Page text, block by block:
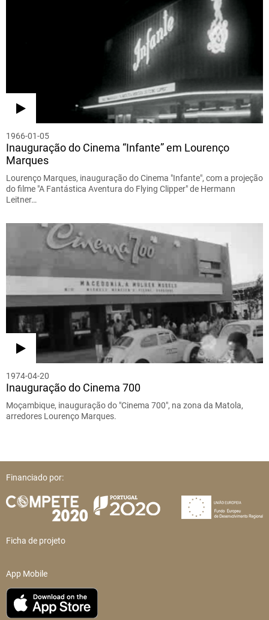
1966-01-05
Inauguração do Cinema “Infante” em Lourenço
Marques
Lourenço Marques, inauguração do Cinema "Infante", com a projeção
do filme "A Fantástica Aventura do Flying Clipper" de Hermann
Leitner…
1974-04-20
Inauguração do Cinema 700
Moçambique, inauguração do "Cinema 700", na zona da Matola,
arredores Lourenço Marques.
Financiado por:
Ficha de projeto
App Mobile